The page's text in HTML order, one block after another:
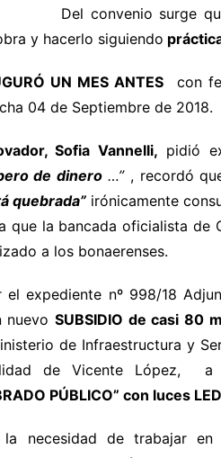
Del convenio surge
y hacerlo siguiendo
UN MES ANTES con
04 de Septiembre de 2018.
Sofia Vannelli, pidió
de dinero…” , recordó
quebrada” irónicamente
que la bancada oficialista de
a los bonaerenses.
expediente nº 998/18
nuevo SUBSIDIO de casi 80
de Infraestructura y
de Vicente López,
PÚBLICO” con luces LED
la necesidad de trabajar